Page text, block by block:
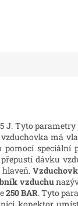
J. Tyto
vzduchovka má
speciální
dávku
vzduchu
250 BAR. Tyto
konektor